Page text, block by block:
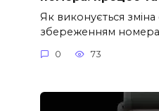
Як виконується зміна
збереженням номера
0 73